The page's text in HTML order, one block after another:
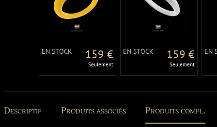
EN STOCK 159 €
Seulement
EN STOCK 159 €
Seulement
EN
Descriptif Produits associés Produits compl.